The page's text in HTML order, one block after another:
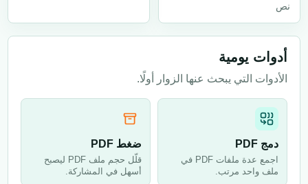
نص
أدوات يومية
الأدوات التي يبحث عنها الزوار أولًا.
دمج PDF
اجمع عدة ملفات PDF في
ملف واحد مرتب.
ضغط PDF
قلّل حجم ملف PDF ليصبح
أسهل في المشاركة.